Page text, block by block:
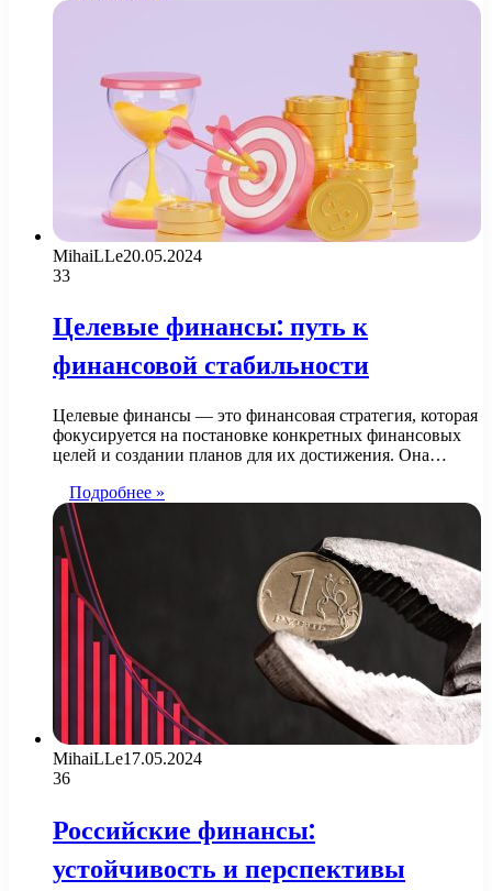
MihaiLLe20.05.2024
33
Целевые финансы: путь к
финансовой стабильности
Целевые финансы — это финансовая стратегия, которая
фокусируется на постановке конкретных финансовых
целей и создании планов для их достижения. Она…
Подробнее »
MihaiLLe17.05.2024
36
Российские финансы:
устойчивость и перспективы